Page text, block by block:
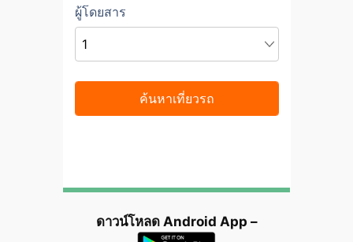
ดาวน์โหลด Android App –